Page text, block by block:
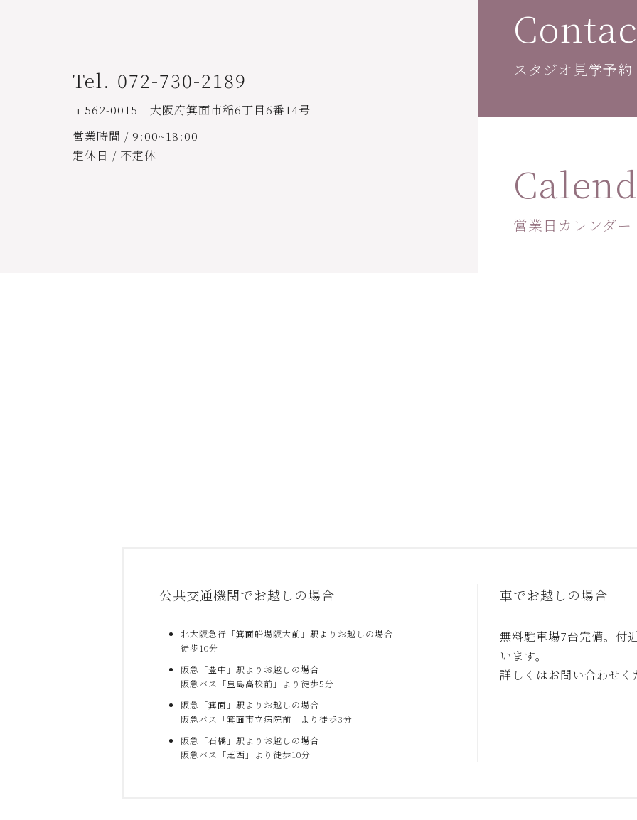
Tel. 072-730-2189
〒562-0015 大阪府箕面市稲6丁目6番14号
営業時間 / 9:00~18:00
定休日 / 不定休
スタジオ見学予
営業日カレンダー
公共交通機関でお越しの場合
北大阪急行「箕面船場阪大前」駅よりお越しの場合
徒歩10分
阪急「豊中」駅よりお越しの場合
阪急バス「豊島高校前」より徒歩5分
阪急「箕面」駅よりお越しの場合
阪急バス「箕面市立病院前」より徒歩3分
阪急「石橋」駅よりお越しの場合
阪急バス「芝西」より徒歩10分
車でお越しの場合
無料駐車場7台完備。付
います。
詳しくはお問い合わせく